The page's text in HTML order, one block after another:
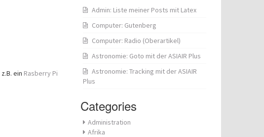
ein Rasberry Pi
Admin: Liste meiner Posts mit Latex
Computer: Gutenberg
Computer: Radio (Oberartikel)
Astronomie: Goto mit der ASIAIR Plus
Astronomie: Tracking mit der ASIAIR
Plus
Categories
Administration
Afrika